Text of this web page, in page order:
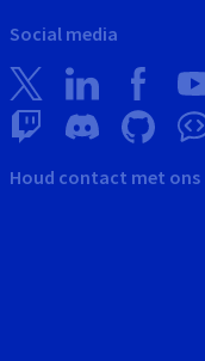
Social media
Houd contact met ons